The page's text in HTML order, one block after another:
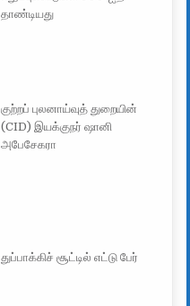
தாண்டியது
குற்றப் புலனாய்வுத் துறையின்
(CID) இயக்குநர் ஷானி
அபேசேகரா
துப்பாக்கிச் சூட்டில் எட்டு பேர்